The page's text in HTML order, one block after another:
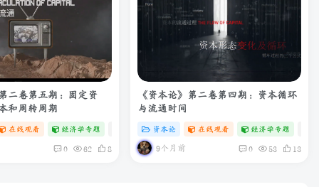
二卷第五期：固定资
和周转周期
在线观看 经济学专题 # zibll # C
0 62 8
《资本论》第二卷第四期：资本循环
与流通时间
资本论 在线观看 经济学专题
9个月前 0 53 13